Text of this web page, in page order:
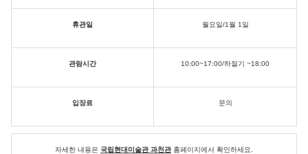
휴관일 월요일/1월 1일
관람시간 10:00~17:00/하절기 ~18:00
입장료 문의
자세한 내용은 국립현대미술관 과천관 홈페이지에서 확인하세요.